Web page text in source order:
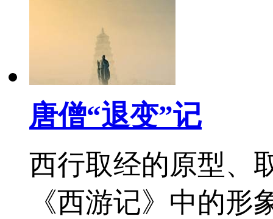
唐僧“退变”记
西行取经的原型、
《西游记》中的